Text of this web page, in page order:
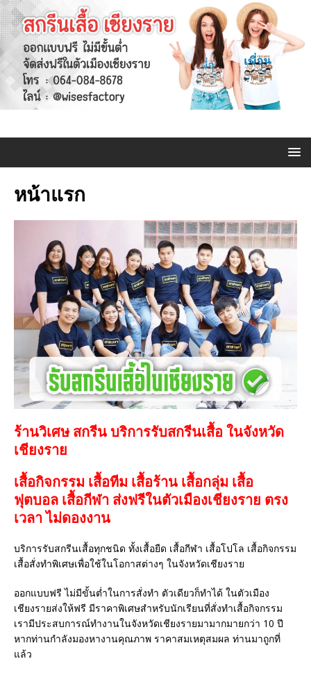
หน้าแรก
ร้านวิเศษ สกรีน บริการรับสกรีนเสื้อ ในจังหวัด
เชียงราย
เสื้อกิจกรรม เสื้อทีม เสื้อร้าน เสื้อกลุ่ม เสื้อ
ฟุตบอล เสื้อกีฬา ส่งฟรีในตัวเมืองเชียงราย ตรง
เวลา ไม่ดองงาน
บริการรับสกรีนเสื้อทุกชนิด ทั้งเสื้อยืด เสื้อกีฬา เสื้อโปโล เสื้อกิจกรรม
เสื้อสั่งทำพิเศษเพื่อใช้ในโอกาสต่างๆ ในจังหวัดเชียงราย
ออกแบบฟรี ไม่มีขั้นต่ำในการสั่งทำ ตัวเดียวก็ทำได้ ในตัวเมือง
เชียงรายส่งให้ฟรี มีราคาพิเศษสำหรับนักเรียนที่สั่งทำเสื้อกิจกรรม
เรามีประสบการณ์ทำงานในจังหวัดเชียงรายมามากมายกว่า 10 ปี
หากท่านกำลังมองหางานคุณภาพ ราคาสมเหตุสมผล ท่านมาถูกที่
แล้ว